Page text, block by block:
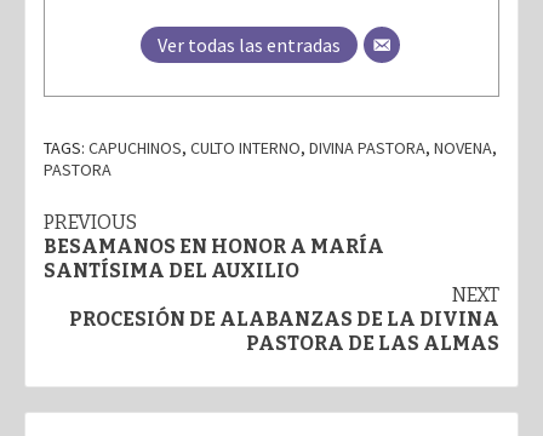
Ver todas las entradas
TAGS: CAPUCHINOS, CULTO INTERNO, DIVINA PASTORA, NOVENA,
PASTORA
Post
navigation
PREVIOUS
BESAMANOS EN HONOR A MARÍA
SANTÍSIMA DEL AUXILIO
NEXT
PROCESIÓN DE ALABANZAS DE LA DIVINA
PASTORA DE LAS ALMAS